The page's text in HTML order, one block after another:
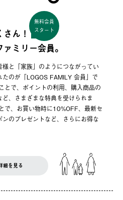
ん！
無料会員
スタート
ミリー会員。
と「家族」のようにつながってい
のが「LOGOS FAMILY 会員」で
とで、ポイントの利用、購入商品の
、さまざまな特典を受けられま
で、お買い物時に10%OFF、最新セ
のプレゼントなど、さらにお得な
細を見る